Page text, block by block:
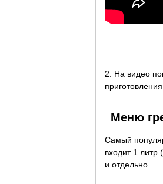
2. На видео
Меню
Самый
входит 1
и отдельно.